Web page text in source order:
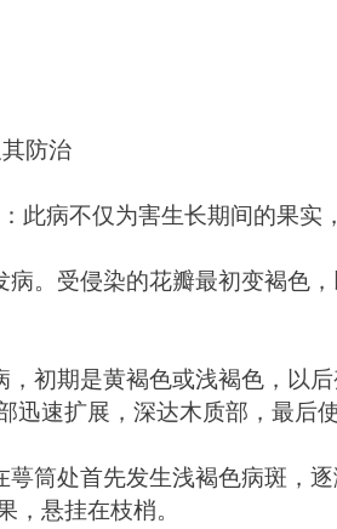
防治
此病不仅为害生长期间的果实
病。受侵染的花瓣最初变褐色
期是黄褐色或浅褐色，以后
迅速扩展，深达木质部，最后
处首先发生浅褐色病斑，逐
，悬挂在枝梢。